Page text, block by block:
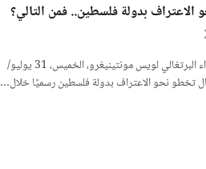
الاعتراف بدولة فلسطين.. فمن التالي؟
أعلن مكتب رئيس الوزراء البرتغالي لويس مونتينيغرو، الخميس، 31 يوليو/
تخطو نحو الاعتراف بدولة فلسطين رسميًا خلال…